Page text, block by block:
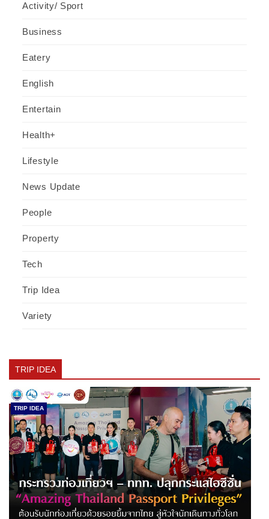
Activity/ Sport
Business
Eatery
English
Entertain
Health+
Lifestyle
News Update
People
Property
Tech
Trip Idea
Variety
TRIP IDEA
TRIP IDEA